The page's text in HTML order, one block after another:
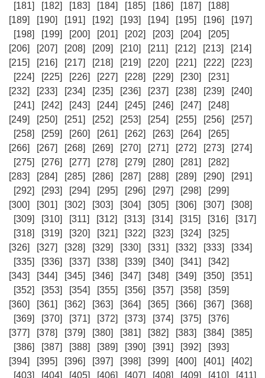
[181]
[182] [183] [184] [185] [186] [187]
[188]
[189]
[190] [191] [192] [193] [194] [195] [196]
[197]
[198]
[199] [200] [201] [202] [203] [204]
[205]
[206]
[207] [208] [209] [210] [211] [212] [213]
[214]
[215]
[216] [217] [218] [219] [220] [221] [222]
[223]
[224]
[225] [226] [227] [228] [229] [230]
[231]
[232]
[233] [234] [235] [236] [237] [238] [239]
[240]
[241]
[242] [243] [244] [245] [246] [247]
[248]
[249]
[250] [251] [252] [253] [254] [255] [256]
[257]
[258]
[259] [260] [261] [262] [263] [264]
[265]
[266]
[267] [268] [269] [270] [271] [272] [273]
[274]
[275]
[276] [277] [278] [279] [280] [281]
[282]
[283]
[284] [285] [286] [287] [288] [289] [290]
[291]
[292]
[293] [294] [295] [296] [297] [298]
[299]
[300]
[301] [302] [303] [304] [305] [306] [307]
[308]
[309]
[310] [311] [312] [313] [314] [315] [316]
[317]
[318]
[319] [320] [321] [322] [323] [324]
[325]
[326]
[327] [328] [329] [330] [331] [332] [333]
[334]
[335]
[336] [337] [338] [339] [340] [341]
[342]
[343]
[344] [345] [346] [347] [348] [349] [350]
[351]
[352]
[353] [354] [355] [356] [357] [358]
[359]
[360]
[361] [362] [363] [364] [365] [366] [367]
[368]
[369]
[370] [371] [372] [373] [374] [375]
[376]
[377]
[378] [379] [380] [381] [382] [383] [384]
[385]
[386]
[387] [388] [389] [390] [391] [392]
[393]
[394]
[395] [396] [397] [398] [399] [400] [401]
[402]
[403]
[404] [405] [406] [407] [408] [409] [410]
[411]